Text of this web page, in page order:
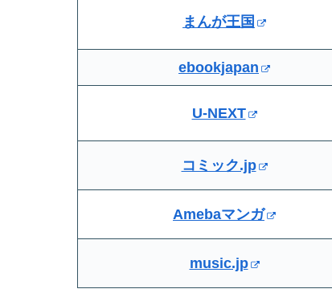
まんが王国
ebookjapan
U-NEXT
コミック.jp
Amebaマンガ
music.jp